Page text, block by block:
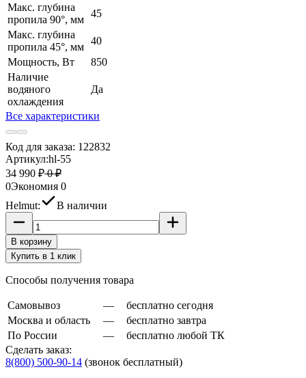
Макс. глубина
пропила 90°, мм
45
Макс. глубина
пропила 45°, мм
40
Мощность, Вт
850
Наличие
водяного
охлаждения
Да
Все характеристики
Код для заказа: 122832
Артикул:hl-55
34 990 ₽0 ₽
0Экономия 0
Helmut:
В наличии
В корзину
Купить в 1 клик
Способы получения товара
Самовывоз —
бесплатно сегодня
Москва и область
—
бесплатно завтра
По России
—
бесплатно любой ТК
Сделать заказ:
8(800) 500-90-14 (звонок бесплатный)